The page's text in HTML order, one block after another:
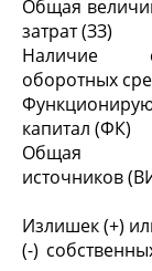
Общая
затрат (ЗЗ)
Наличие
оборотных
капитал (ФК)
Общая
источников
Излишек (+)
(-)